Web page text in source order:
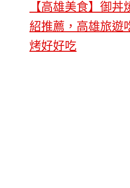
【高雄美食】御
紹推薦，高雄旅遊
烤好好吃